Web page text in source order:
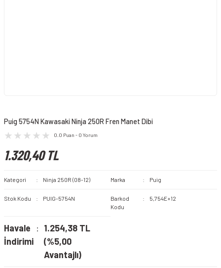
Puig 5754N Kawasaki Ninja 250R Fren Manet Dibi
0.0 Puan - 0 Yorum
1.320,40 TL
Kategori Ninja 250R (08-12) Marka Puig
Stok Kodu PUIG-5754N
Barkod
Kodu
5,754E+12
Havale
İndirimi
1.254,38 TL
(%5,00
Avantajlı)